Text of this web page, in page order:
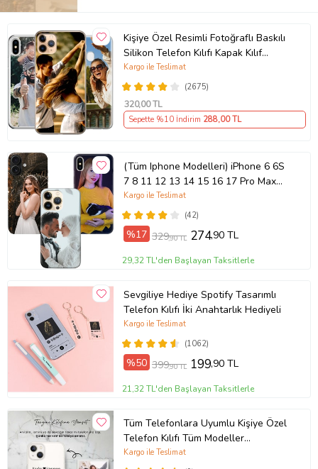
Kişiye Özel Resimli Fotoğraflı Baskılı
Silikon Telefon Kılıfı Kapak Kılıf
(Telefon Modelleri Açıklamada)
(2675)
Kargo ile Teslimat
320,00 TL
Sepette %10 İndirim 288,00 TL
(Tüm Iphone Modelleri) iPhone 6 6S
7 8 11 12 13 14 15 16 17 Pro Max
Plus Mini Kişiye Özel Resimli
Fotoğraflı Kılıf(42)
Kargo ile Teslimat
%17 329,90 TL 274,90 TL
29,32 TL'den Başlayan Taksitlerle
Sevgiliye Hediye Spotify Tasarımlı
Telefon Kılıfı İki Anahtarlık Hediyeli
(1062)
Kargo ile Teslimat
%50 399,90 TL 199,90 TL
21,32 TL'den Başlayan Taksitlerle
Tüm Telefonlara Uyumlu Kişiye Özel
Telefon Kılıfı Tüm Modeller
Açıklamada
Kargo ile Teslimat